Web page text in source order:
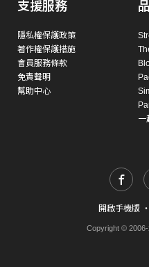
支援服務
隱私權保護政策
著作權保護措施
會員服務條款
免責聲明
幫助中心
一
開啟手機版 ・
Copyright © 2006-